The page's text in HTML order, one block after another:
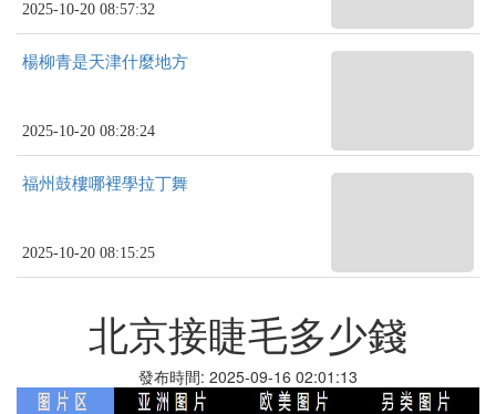
2025-10-20 08:57:32
楊柳青是天津什麼地方
2025-10-20 08:28:24
福州鼓樓哪裡學拉丁舞
2025-10-20 08:15:25
北京接睫毛多少錢
發布時間: 2025-09-16 02:01:13